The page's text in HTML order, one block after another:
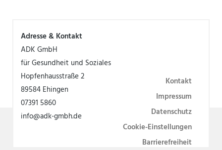
Adresse & Kontakt
ADK GmbH
für Gesundheit und Soziales
Hopfenhausstraße 2
89584 Ehingen
07391 5860
info@adk-gmbh.de
Kontakt
Impressum
Datenschutz
Cookie-Einstellungen
Barrierefreiheit